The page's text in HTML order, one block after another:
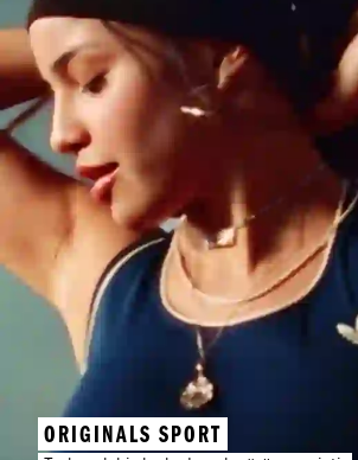
ORIGINALS SPORT